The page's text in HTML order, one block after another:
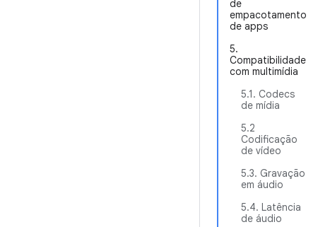
de
empacotamento
de apps
5.
Compatibilidade
com multimídia
5.1. Codecs
de mídia
5.2
Codificação
de vídeo
5.3. Gravação
em áudio
5.4. Latência
de áudio